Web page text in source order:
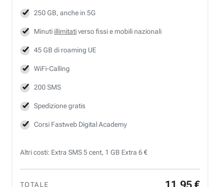
250 GB, anche in 5G
Minuti illimitativerso fissi e mobili nazionali
45 GB di roaming UE
WiFi-Calling
200 SMS
Spedizione gratis
Corsi Fastweb Digital Academy
Altri costi: Extra SMS 5 cent, 1 GB Extra 6 €
TOTALE